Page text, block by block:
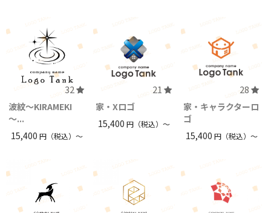
32
波紋～KIRAMEKI
～...
15,400 円（税込）〜
21
家・Xロゴ
15,400円（税込）〜
28
家・キャラクターロ
ゴ
15,400 円（税込）〜